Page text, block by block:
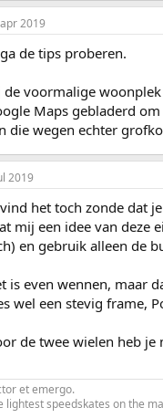
2019
de tips proberen.
de voormalige
Maps gebladerd
die wegen echter
2019
het toch zonde dat
mij een idee van deze
en gebruik alleen de
is even wennen, maar
wel een stevig frame,
de twee wielen heb
et emergo.
lightest speedskates on the